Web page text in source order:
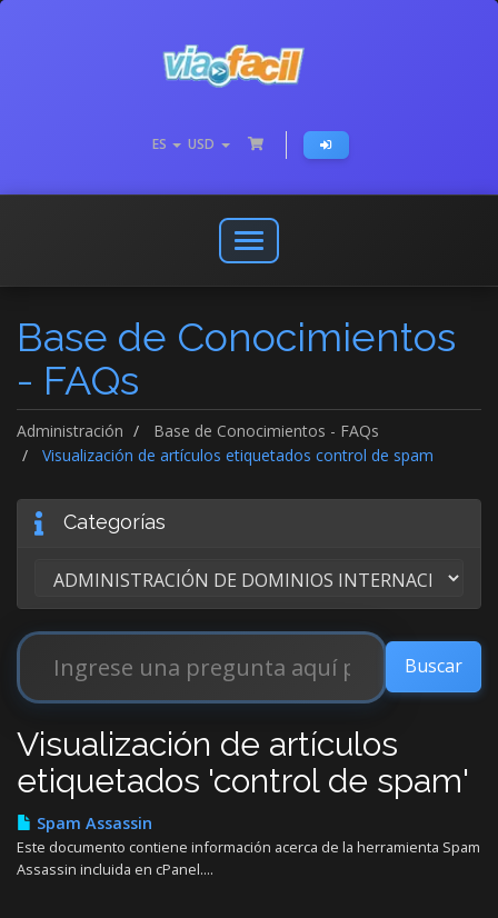
ES USD
Abrir
o
menú
de
Base de Conocimientos
- FAQs
Administración
Base de Conocimientos - FAQs
Visualización de artículos etiquetados control de spam
Categorías
Visualización de artículos
etiquetados 'control de spam'
Spam Assassin
Este documento contiene información acerca de la herramienta Spam
Assassin incluida en cPanel....